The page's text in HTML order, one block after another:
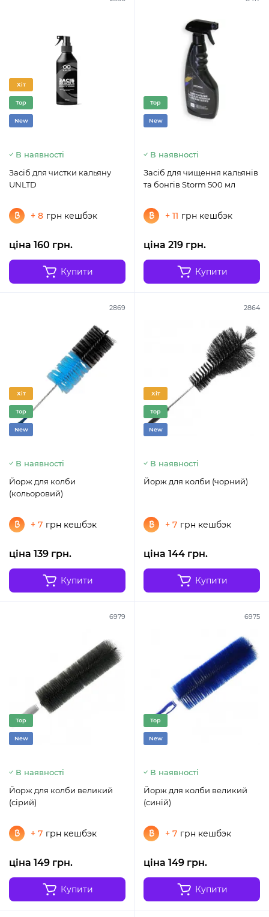
Хіт
Top
New
В наявності
Засіб для чистки кальяну
UNLTD
+ 8 грн кешбэк
ціна 160 грн.
Купити
Top
New
В наявності
Засіб для чищення кальянів
та бонгів Storm 500 мл
+ 11 грн кешбэк
ціна 219 грн.
Купити
2869
Хіт
Top
New
В наявності
Йорж для колби
(кольоровий)
+ 7 грн кешбэк
ціна 139 грн.
Купити
2864
Хіт
Top
New
В наявності
Йорж для колби (чорний)
+ 7 грн кешбэк
ціна 144 грн.
Купити
6979
Top
New
В наявності
Йорж для колби великий
(сірий)
+ 7 грн кешбэк
ціна 149 грн.
Купити
6975
Top
New
В наявності
Йорж для колби великий
(синій)
+ 7 грн кешбэк
ціна 149 грн.
Купити